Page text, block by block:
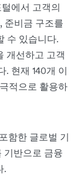
에서 고객의
준비금 구조를
수 있습니다.
개선하고 고객
. 현재 140개 이
적으로 활용하
함한 글로벌 기
기반으로 금융
.